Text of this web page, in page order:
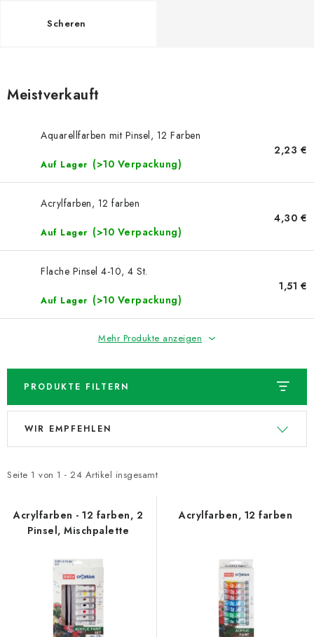
Geschäftsbewertung
Scheren
Meistverkauft
Aquarellfarben mit Pinsel, 12 Farben
Auf Lager (>10 Verpackung)
2,23 €
Acrylfarben, 12 farben
Auf Lager (>10 Verpackung)
4,30 €
Flache Pinsel 4-10, 4 St.
Auf Lager (>10 Verpackung)
1,51 €
Mehr Produkte anzeigen
PRODUKTE FILTERN
L
t
d
Seite 1 von 1 - 24 Artikel insgesamt
P
d
k
WIR EMPFEHLEN
Acrylfarben - 12 farben, 2
Pinsel, Mischpalette
Acrylfarben, 12 farben